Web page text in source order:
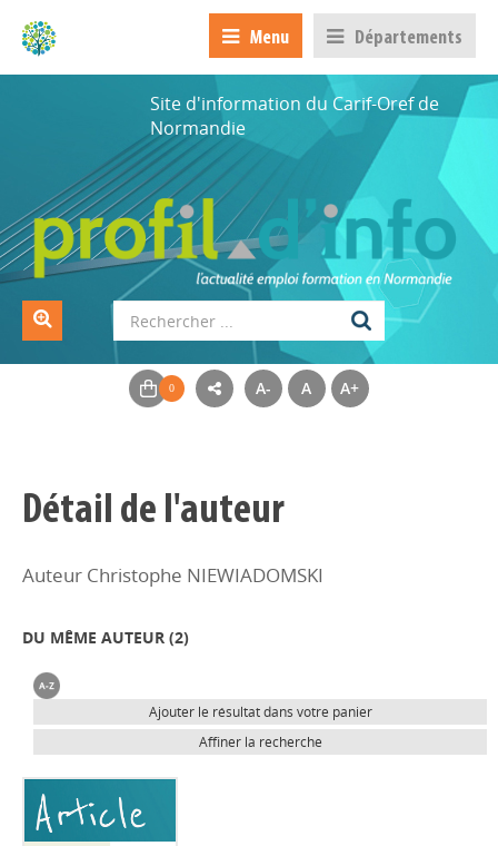
Menu Départements
Site d'information du Carif-Oref de
Normandie
A- A A+
Détail de l'auteur
Auteur Christophe NIEWIADOMSKI
DU MÊME AUTEUR (2)
Ajouter le résultat dans votre panier
Affiner la recherche